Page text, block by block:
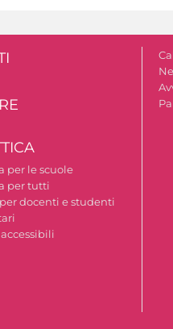
per le scuole
per tutti
docenti e studenti